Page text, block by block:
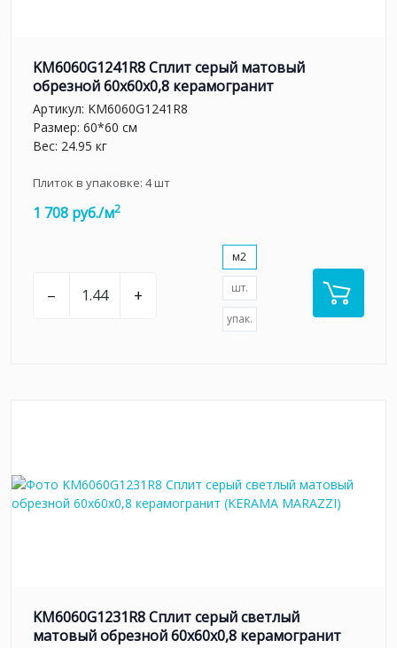
KM6060G1241R8 Сплит серый матовый
обрезной 60x60x0,8 керамогранит
Артикул: KM6060G1241R8
Размер: 60*60 см
Вес: 24.95 кг
Плиток в упаковке: 4шт
1 708 руб./м2
– +
м2
шт.
упак.
KM6060G1231R8 Сплит серый светлый
матовый обрезной 60x60x0,8 керамогранит